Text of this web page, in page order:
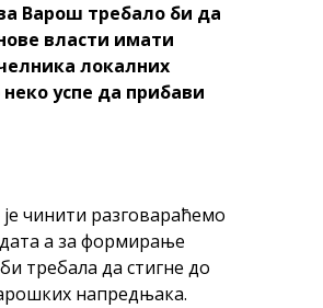
Варош требало би да
власти имати
локалних
успе да прибави
чинити разговараћемо
а за формирање
требала да стигне до
напредњака.